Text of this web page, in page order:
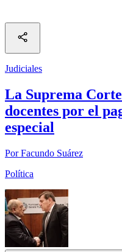
Judiciales
La Suprema
docentes por el
especial
Por Facundo Suárez
Política